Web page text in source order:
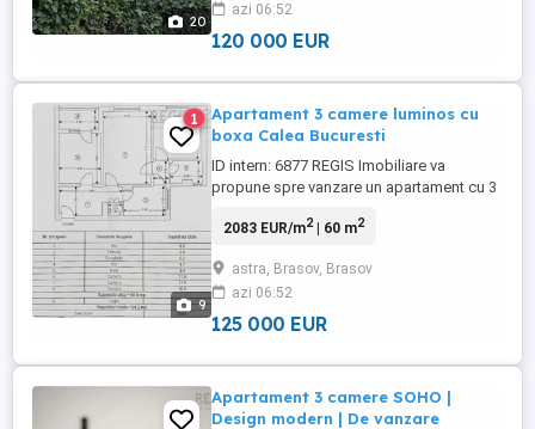
20
isi creeze un camin personalizat, intr-o
zona bine conectata ...
azi 06:52
120 000 EUR
9
1
Apartament 3 camere luminos cu
boxa Calea Bucuresti
ID intern: 6877 REGIS Imobiliare va
propune spre vanzare un apartament cu 3
potential excelent! Descopera un
Bucuresti, la etajul 7 din 8, intr-un imobil
linistit si bine pozitionat. Proprietatea se
evidentiaza prin luminozitatea ...
2083 EUR/m2| 60 m2
astra, Brasov, Brasov
azi 06:52
125 000 EUR
Apartament 3 camere SOHO |
Design modern | De vanzare